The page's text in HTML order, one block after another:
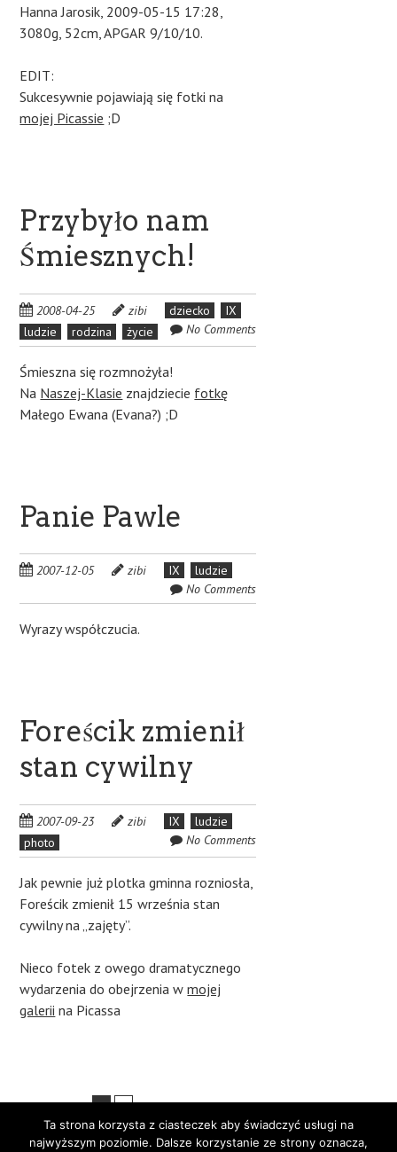
Hanna Jarosik, 2009-05-15 17:28,
3080g, 52cm, APGAR 9/10/10.
EDIT:
Sukcesywnie pojawiają się fotki na
mojej Picassie ;D
Przybyło nam
Śmiesznych!
2008-04-25 zibi dziecko
IX
ludzie
rodzina życie No Comments
Śmieszna się rozmnożyła!
Na Naszej-Klasie znajdziecie fotkę
Małego Ewana (Evana?) ;D
Panie Pawle
2007-12-05 zibi IX
ludzie
No Comments
Wyrazy współczucia.
Foreścik zmienił
stan cywilny
2007-09-23 zibi IX
ludzie
photo
No Comments
Jak pewnie już plotka gminna rozniosła,
Foreścik zmienił 15 września stan
cywilny na „zajęty”.
Nieco fotek z owego dramatycznego
wydarzenia do obejrzenia wmojej
galerii na Picassa
Post
navigation
Ta strona korzysta z ciasteczek aby świadczyć usługi na
najwyższym poziomie. Dalsze korzystanie ze strony oznacza,